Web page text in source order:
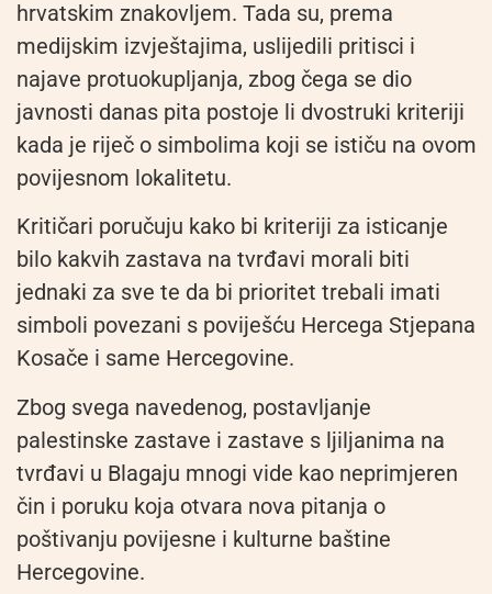
hrvatskim znakovljem. Tada su, prema
medijskim izvještajima, uslijedili pritisci i
najave protuokupljanja, zbog čega se dio
javnosti danas pita postoje li dvostruki kriteriji
kada je riječ o simbolima koji se ističu na ovom
povijesnom lokalitetu.
Kritičari poručuju kako bi kriteriji za isticanje
bilo kakvih zastava na tvrđavi morali biti
jednaki za sve te da bi prioritet trebali imati
simboli povezani s poviješću Hercega Stjepana
Kosače i same Hercegovine.
Zbog svega navedenog, postavljanje
palestinske zastave i zastave s ljiljanima na
tvrđavi u Blagaju mnogi vide kao neprimjeren
čin i poruku koja otvara nova pitanja o
poštivanju povijesne i kulturne baštine
Hercegovine.